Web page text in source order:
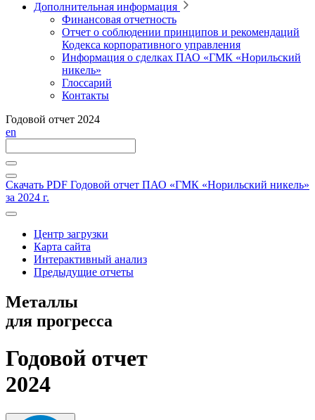
Дополнительная информация
Финансовая отчетность
Отчет о соблюдении принципов и рекомендаций
Кодекса корпоративного управления
Информация о сделках ПАО «ГМК «Норильский
никель»
Глоссарий
Контакты
Годовой отчет 2024
en
Скачать PDF Годовой отчет ПАО «ГМК «Норильский никель»
за 2024 г.
Центр загрузки
Карта сайта
Интерактивный анализ
Предыдущие отчеты
Металлы
для прогресса
Годовой отчет
2024